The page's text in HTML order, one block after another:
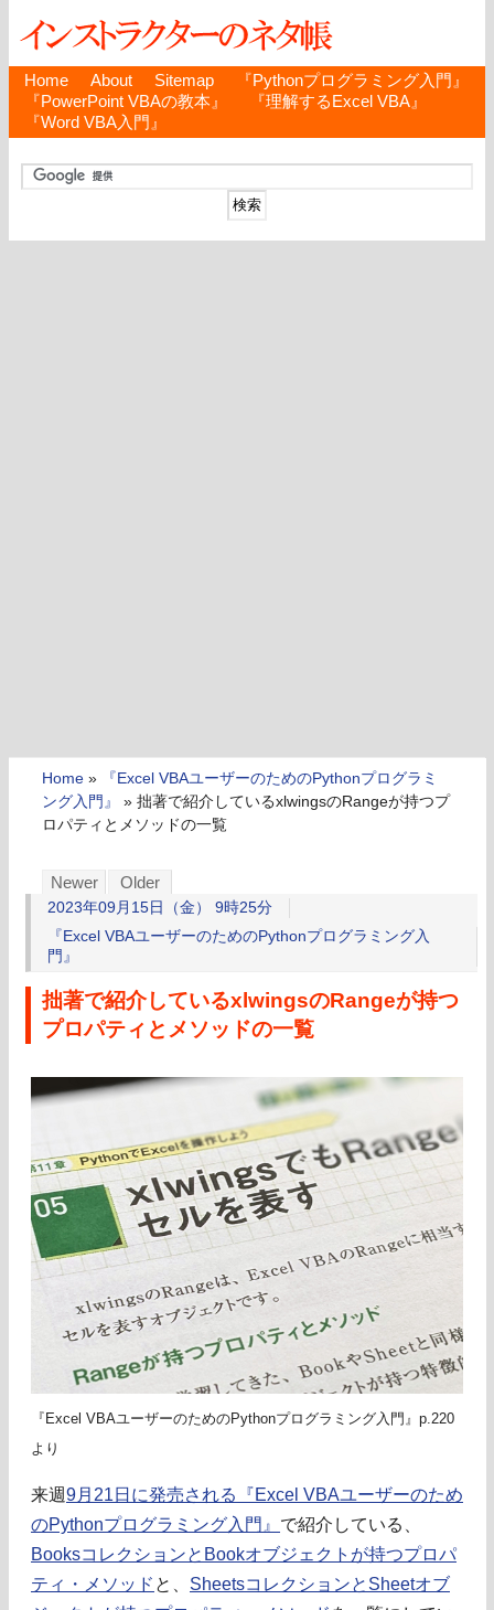
Home About Sitemap
『Pythonプログラミング入門』
『PowerPoint VBAの教本』
『理解するExcel VBA』
『Word VBA入門』
Home »
『Excel VBAユーザーのためのPythonプログラミ
ング入門』
» 拙著で紹介しているxlwingsのRangeが持つプ
ロパティとメソッドの一覧
Newer Older
2023年09月15日（金） 9時25分
『Excel VBAユーザーのためのPythonプログラミング入
門』
拙著で紹介しているxlwingsのRangeが持つ
プロパティとメソッドの一覧
『Excel VBAユーザーのためのPythonプログラミング入門』p.220
より
来週9月21日に発売される『Excel VBAユーザーのため
のPythonプログラミング入門』 で紹介している、
BooksコレクションとBookオブジェクトが持つプロパ
ティ・メソッド と、 SheetsコレクションとSheetオブ